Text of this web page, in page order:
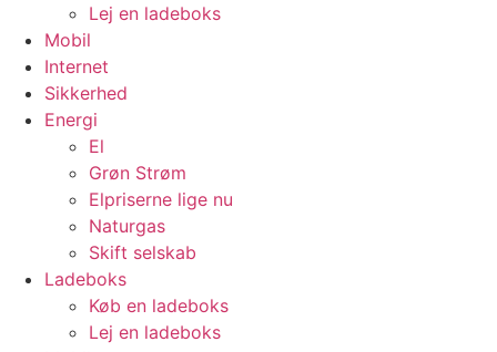
Lej en ladeboks
Mobil
Internet
Sikkerhed
Energi
El
Grøn Strøm
Elpriserne lige nu
Naturgas
Skift selskab
Ladeboks
Køb en ladeboks
Lej en ladeboks